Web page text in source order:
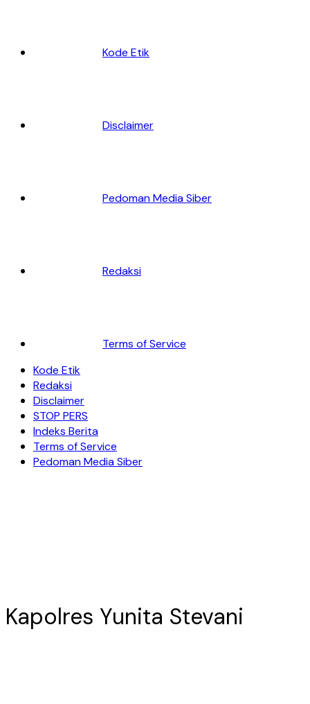
Kode Etik
Disclaimer
Pedoman Media Siber
Redaksi
Terms of Service
Kode Etik
Redaksi
Disclaimer
STOP PERS
Indeks Berita
Terms of Service
Pedoman Media Siber
Kapolres Yunita Stevani